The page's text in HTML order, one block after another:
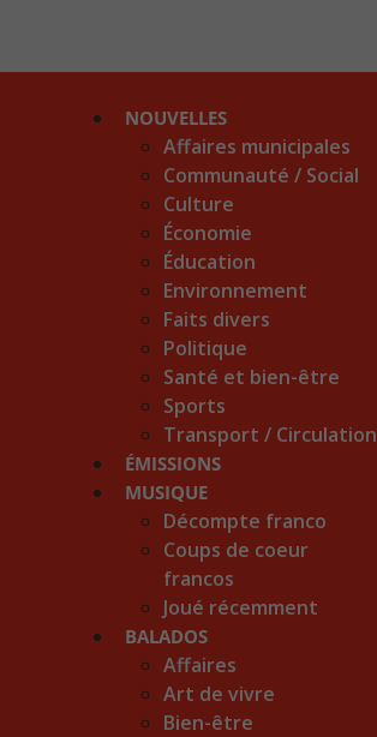
NOUVELLES
Affaires municipales
Communauté / Social
Culture
Économie
Éducation
Environnement
Faits divers
Politique
Santé et bien-être
Sports
Transport / Circulation
ÉMISSIONS
MUSIQUE
Décompte franco
Coups de coeur
francos
Joué récemment
BALADOS
Affaires
Art de vivre
Bien-être